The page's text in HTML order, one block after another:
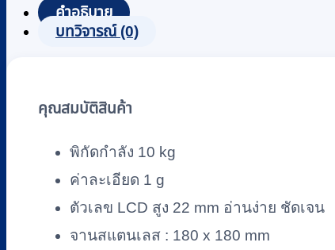
หนัก
ดิจิตอล
โต๊ะ
รุ่น
MK-
200
ชิ้น
คำอธิบาย
บทวิจารณ์ (0)
คุณสมบัติสินค้า
พิกัดกำลัง 10 kg
ค่าละเอียด 1 g
ตัวเลข LCD สูง 22 mm อ่านง่าย ชัดเจน
จานสแตนเลส : 180 x 180 mm